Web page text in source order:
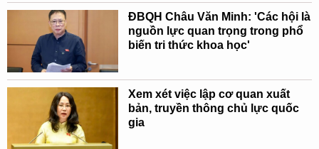
ĐBQH Châu Văn Minh: 'Các hội là
nguồn lực quan trọng trong phổ
biến tri thức khoa học'
Xem xét việc lập cơ quan xuất
bản, truyền thông chủ lực quốc
gia